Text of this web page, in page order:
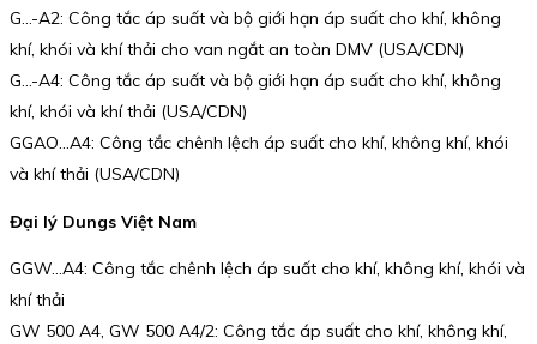
G…-A2: Công tắc áp suất và bộ giới hạn áp suất cho khí, không
khí, khói và khí thải cho van ngắt an toàn DMV (USA/CDN)
G…-A4: Công tắc áp suất và bộ giới hạn áp suất cho khí, không
khí, khói và khí thải (USA/CDN)
GGAO…A4: Công tắc chênh lệch áp suất cho khí, không khí, khói
và khí thải (USA/CDN)
Đại lý Dungs Việt Nam
GGW…A4: Công tắc chênh lệch áp suất cho khí, không khí, khói và
khí thải
GW 500 A4, GW 500 A4/2: Công tắc áp suất cho khí, không khí,